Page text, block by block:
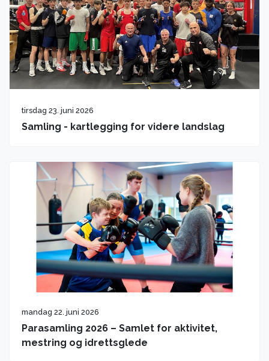
tirsdag 23. juni 2026
Samling - kartlegging for videre landslag
mandag 22. juni 2026
Parasamling 2026 – Samlet for aktivitet,
mestring og idrettsglede